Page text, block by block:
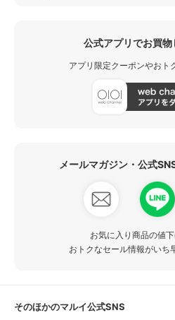
公式アプリでお買物
アプリ限定クーポンやおト
メールマガジン・公式
お気に入り商品の値
おトクなセール情報がいち
そのほかのマルイ公式SNS